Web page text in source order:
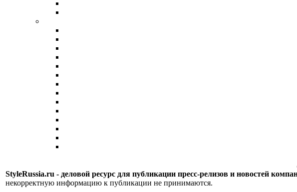
StyleRussia.ru - деловой ресурс для публикации пресс-релизов и новостей
некорректную информацию к публикации не принимаются.